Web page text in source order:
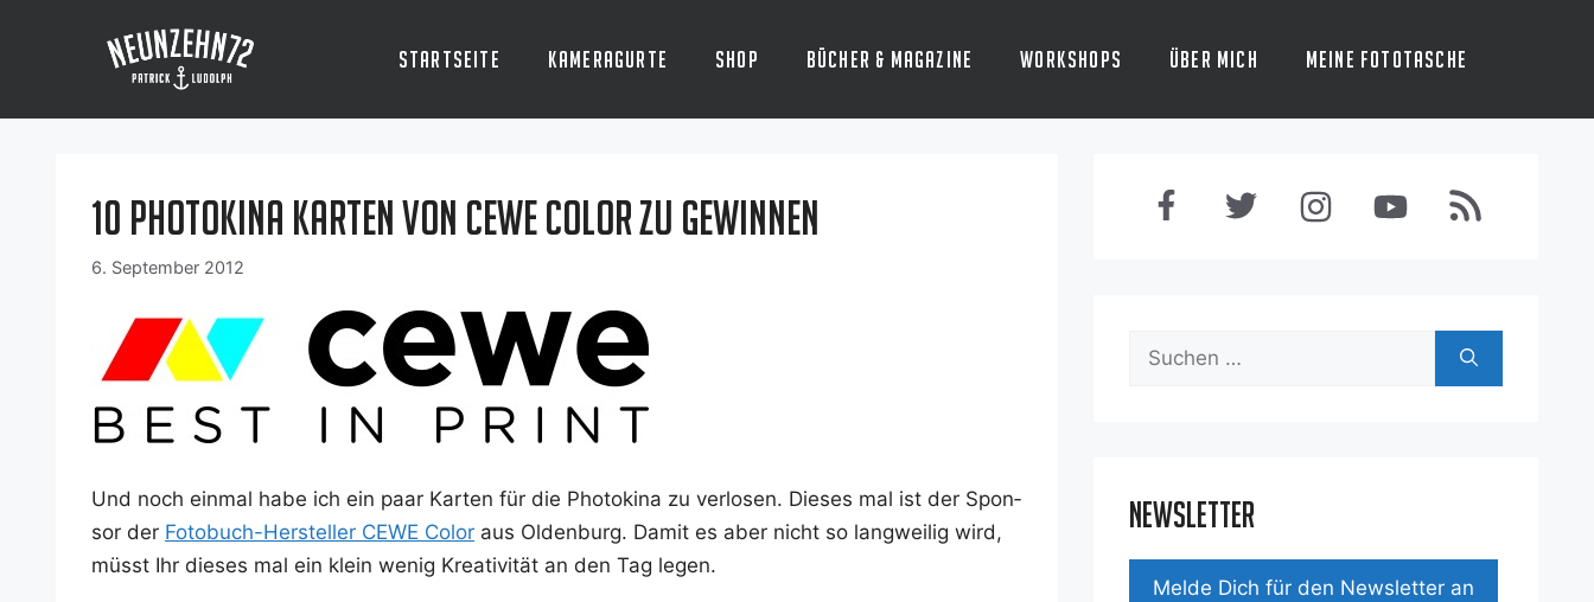
Startseite Kameragurte Shop Bücher & Magazine Workshops Über mich Meine Fototasche
10 Photokina Karten von CEWE Color zu gewinnen
6. September 2012
Und noch ein­mal habe ich ein paar Kar­ten für die Pho­to­ki­na zu ver­lo­sen. Die­ses mal ist der Spon­
sor der Foto­buch-Her­stel­ler CEWE Color aus Olden­burg. Damit es aber nicht so lang­wei­lig wird,
müsst Ihr die­ses mal ein klein wenig Krea­ti­vi­tät an den Tag legen.
Suchen
Newsletter
Mel­de Dich für den News­let­ter an